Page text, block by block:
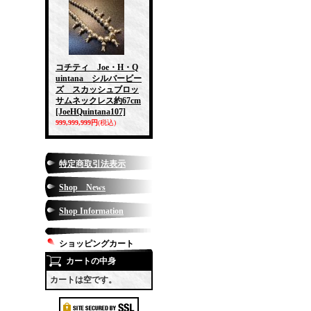
コチティ Joe・H・Q
uintana シルバービー
ズ スカッシュブロッ
サムネックレス約67cm
[JoeHQuintana107]
999,999,999円(税込)
特定商取引法表示
Shop News
Shop Information
ショッピングカート
カートの中身
カートは空です。